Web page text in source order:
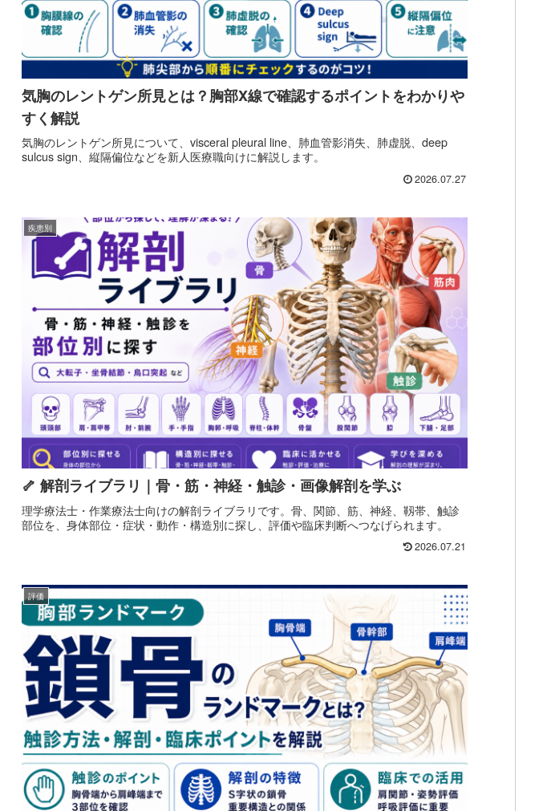
気胸のレントゲン所見とは？胸部X線で確認するポイントをわかりや
すく解説
気胸のレントゲン所見について、visceral pleural line、肺血管影消失、肺虚脱、deep
sulcus sign、縦隔偏位などを新人医療職向けに解説します。
2026.07.27
疾患別
🦴 解剖ライブラリ｜骨・筋・神経・触診・画像解剖を学ぶ
理学療法士・作業療法士向けの解剖ライブラリです。骨、関節、筋、神経、靱帯、触診
部位を、身体部位・症状・動作・構造別に探し、評価や臨床判断へつなげられます。
2026.07.21
評価